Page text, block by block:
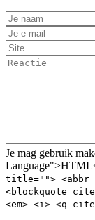
Je mag gebruik
title=""> <abbr
<blockquote
<em> <i> <q